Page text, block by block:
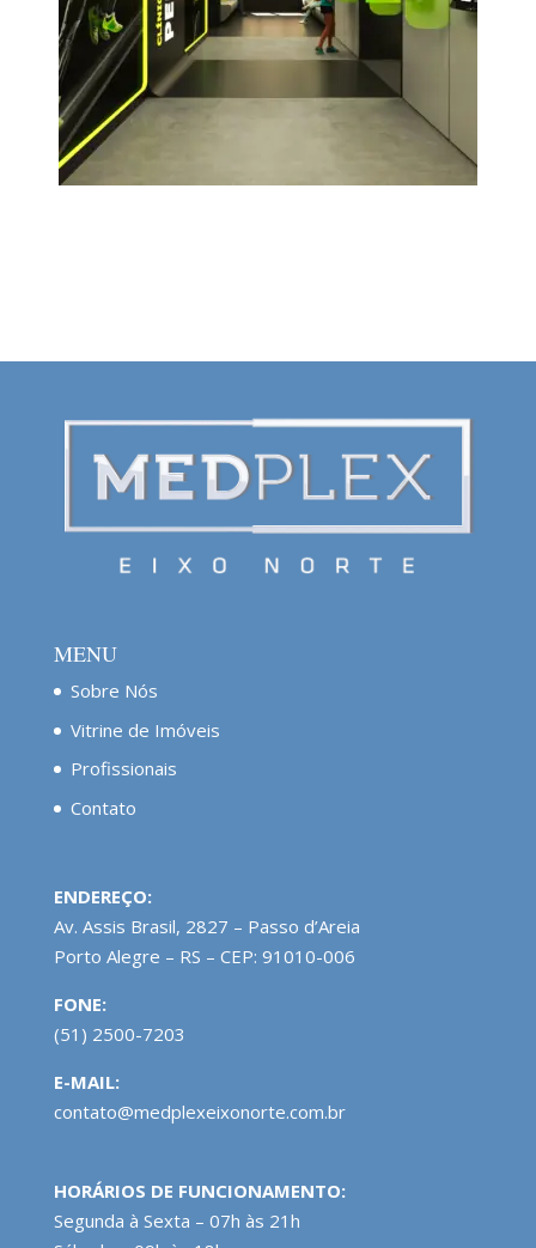
MENU
Sobre Nós
Vitrine de Imóveis
Profissionais
Contato
ENDEREÇO:
Av. Assis Brasil, 2827 – Passo d’Areia
Porto Alegre – RS – CEP: 91010-006
FONE:
(51) 2500-7203
E-MAIL:
contato@medplexeixonorte.com.br
HORÁRIOS DE FUNCIONAMENTO:
Segunda à Sexta – 07h às 21h